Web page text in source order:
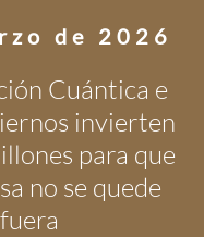
de 2026
Cuántica e
invierten
para que
no se quede
fuera